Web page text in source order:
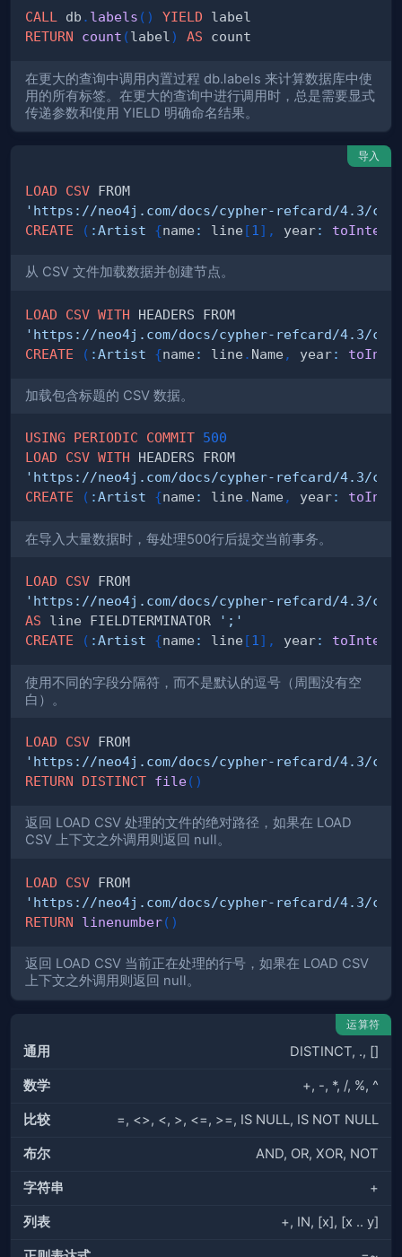
CALL db . labels ( ) YIELD
RETURN
count (label ) AS
在更大的查询中调用内置过程 db.labels 来计算数据库中使
用的所有标签。在更大的查询中进行调用时，总是需要显式
传递参数和使用 YIELD 明确命名结果。
导入
LOAD CSV
'https://neo4j.com/docs/cypher-refcard/4.3/
CREATE
( :Artist {name : line [1 ] , year:
从 CSV 文件加载数据并创建节点。
LOAD CSV WITH
'https://neo4j.com/docs/cypher-refcard/4.3/
CREATE
( :Artist {name : line . Name , year:
加载包含标题的 CSV 数据。
USING PERIODIC COMMIT 500
LOAD
CSV WITH
'https://neo4j.com/docs/cypher-refcard/4.3/
CREATE
( :Artist {name : line . Name , year:
在导入大量数据时，每处理500行后提交当前事务。
LOAD CSV
'https://neo4j.com/docs/cypher-refcard/4.3/
AS line FIELDTERMINATOR
';'
CREATE
( :Artist {name : line [1 ] , year:
使用不同的字段分隔符，而不是默认的逗号（周围没有空
白）。
LOAD CSV
'https://neo4j.com/docs/cypher-refcard/4.3/
RETURN
DISTINCT file( )
返回 LOAD CSV 处理的文件的绝对路径，如果在 LOAD
CSV 上下文之外调用则返回 null。
LOAD CSV
'https://neo4j.com/docs/cypher-refcard/4.3/
RETURN
linenumber( )
返回 LOAD CSV 当前正在处理的行号，如果在 LOAD CSV
上下文之外调用则返回 null。
运算符
通用 DISTINCT, ., []
数学 +, -, *, /, %, ^
比较 =, <>, <, >, <=, >=, IS NULL, IS NOT NULL
布尔 AND, OR, XOR, NOT
字符串 +
列表 +, IN, [x], [x .. y]